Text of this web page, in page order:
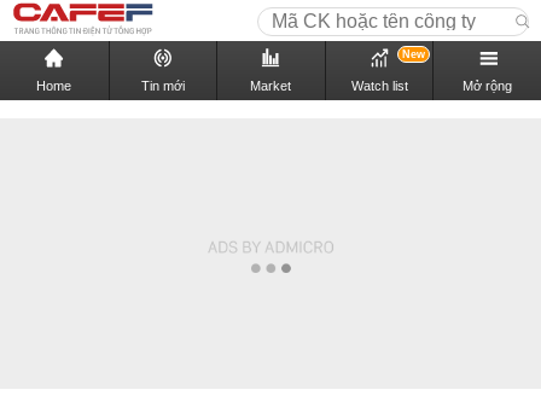
Home Tin mới Market Watch list
New
Mở rộng